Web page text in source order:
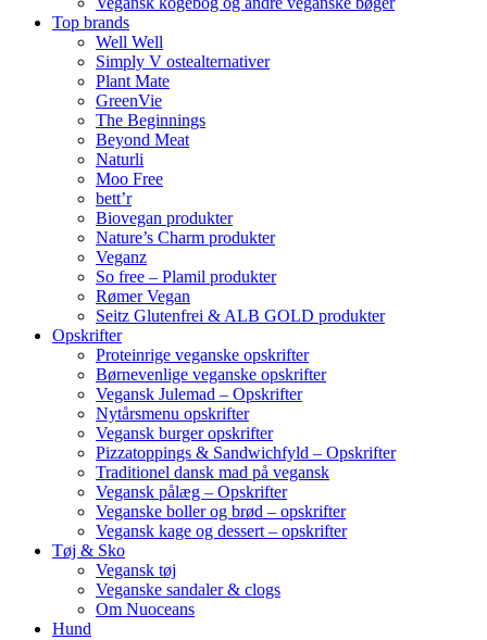
Top brands
Well Well
Simply V ostealternativer
Plant Mate
GreenVie
The Beginnings
Beyond Meat
Naturli
Moo Free
bett’r
Biovegan produkter
Nature’s Charm produkter
Veganz
So free – Plamil produkter
Rømer Vegan
Seitz Glutenfrei & ALB GOLD produkter
Opskrifter
Proteinrige veganske opskrifter
Børnevenlige veganske opskrifter
Vegansk Julemad – Opskrifter
Nytårsmenu opskrifter
Vegansk burger opskrifter
Pizzatoppings & Sandwichfyld – Opskrifter
Traditionel dansk mad på vegansk
Vegansk pålæg – Opskrifter
Veganske boller og brød – opskrifter
Vegansk kage og dessert – opskrifter
Tøj & Sko
Vegansk tøj
Veganske sandaler & clogs
Om Nuoceans
Hund